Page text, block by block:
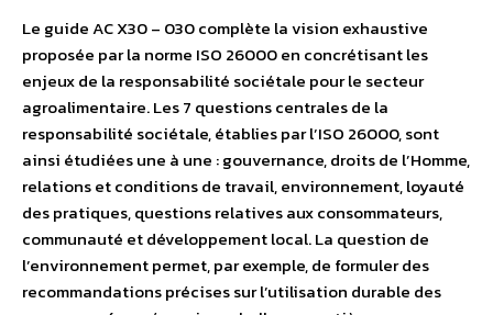
Le guide AC X30 – 030 complète la vision exhaustive
proposée par la norme ISO 26000 en concrétisant les
enjeux de la responsabilité sociétale pour le secteur
agroalimentaire. Les 7 questions centrales de la
responsabilité sociétale, établies par l’ISO 26000, sont
ainsi étudiées une à une : gouvernance, droits de l’Homme,
relations et conditions de travail, environnement, loyauté
des pratiques, questions relatives aux consommateurs,
communauté et développement local. La question de
l’environnement permet, par exemple, de formuler des
recommandations précises sur l’utilisation durable des